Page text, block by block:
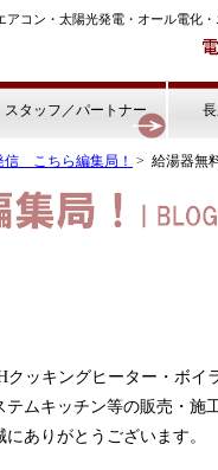
コン・太陽光発電・オール電化
スタッフ／パートナー
信 こちら編集局！ > 給湯器無
ッキングヒーター・ボイ
ムキッチン等の販売・施
ありがとうございます。